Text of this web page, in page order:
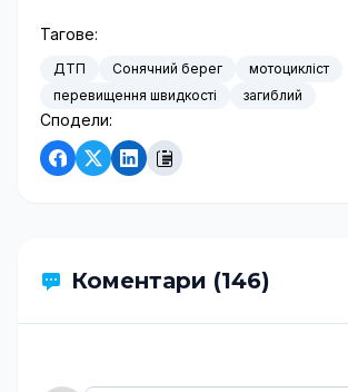
Тагове:
ДТП Сонячний берег
мотоцикліст
перевищення швидкості
загиблий
Сподели:
Коментари (146)